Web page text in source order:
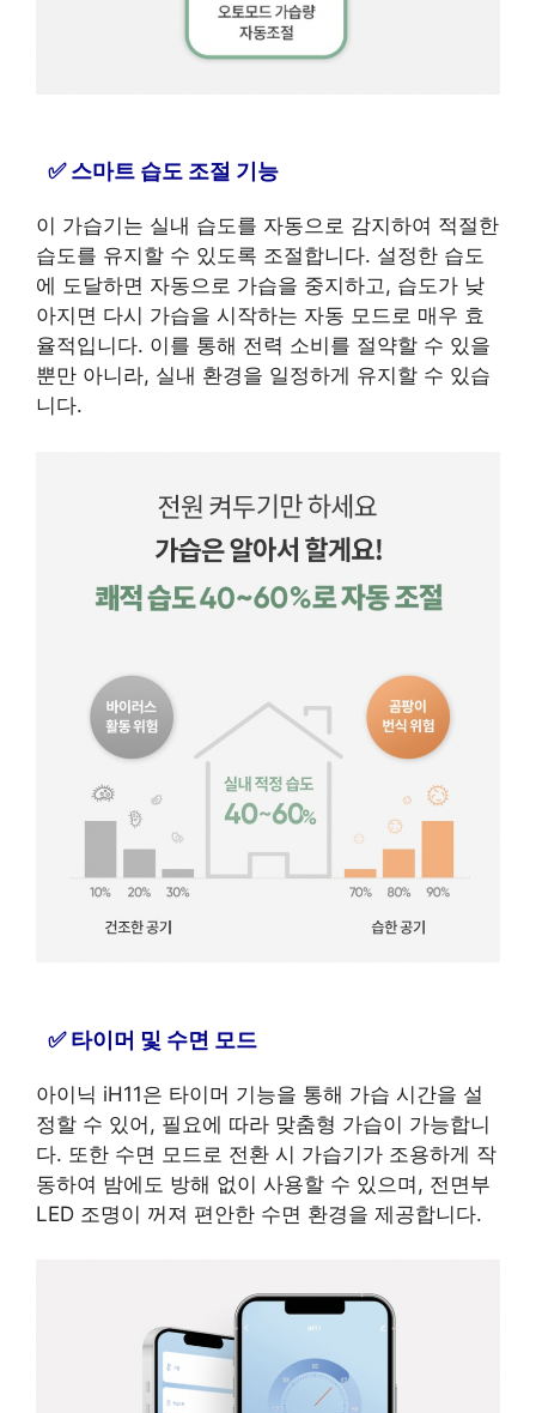
스마트 습도 조절 기능
이 가습기는 실내 습도를 자동으로 감지하여 적절한
습도를 유지할 수 있도록 조절합니다. 설정한 습도
에 도달하면 자동으로 가습을 중지하고, 습도가 낮
아지면 다시 가습을 시작하는 자동 모드로 매우 효
율적입니다. 이를 통해 전력 소비를 절약할 수 있을
뿐만 아니라, 실내 환경을 일정하게 유지할 수 있습
니다.
타이머 및 수면 모드
아이닉 iH11은 타이머 기능을 통해 가습 시간을 설
정할 수 있어, 필요에 따라 맞춤형 가습이 가능합니
다. 또한 수면 모드로 전환 시 가습기가 조용하게 작
동하여 밤에도 방해 없이 사용할 수 있으며, 전면부
LED 조명이 꺼져 편안한 수면 환경을 제공합니다.